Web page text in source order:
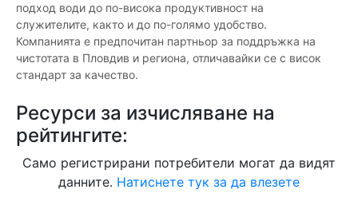
подход води до по-висока продуктивност на
служителите, както и до по-голямо удобство.
Компанията е предпочитан партньор за поддръжка на
чистотата в Пловдив и региона, отличавайки се с висок
стандарт за качество.
Ресурси за изчисляване на
рейтингите:
Само регистрирани потребители могат да видят
данните. Натиснете тук за да влезете